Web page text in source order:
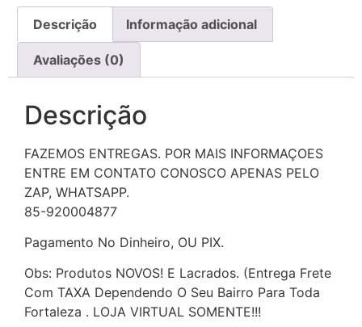
Descrição Informação adicional
Avaliações (0)
Descrição
FAZEMOS ENTREGAS. POR MAIS INFORMAÇOES
ENTRE EM CONTATO CONOSCO APENAS PELO
ZAP, WHATSAPP.
85-920004877
Pagamento No Dinheiro, OU PIX.
Obs: Produtos NOVOS! E Lacrados. (Entrega Frete
Com TAXA Dependendo O Seu Bairro Para Toda
Fortaleza . LOJA VIRTUAL SOMENTE!!!